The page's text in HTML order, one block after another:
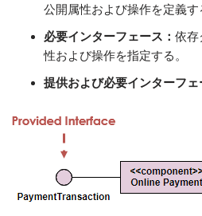
公開属性および操作を定義す
必要インターフェース： 依存
性および操作を指定する。
提供および必要インターフェ